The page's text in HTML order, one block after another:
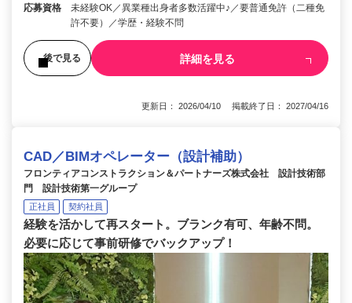
応募資格
未経験OK／異業種出身者多数活躍中♪／要普通免許（二種免
許不要）／学歴・経験不問
後で見る 詳細を見る
更新日： 2026/04/10 掲載終了日： 2027/04/16
CAD／BIMオペレーター（設計補助）
フロンティアコンストラクション＆パートナーズ株式会社 設計技術部
門 設計技術第一グループ
正社員 契約社員
経験を活かして再スタート。ブランク有可、年齢不問。
必要に応じて事前研修でバックアップ！